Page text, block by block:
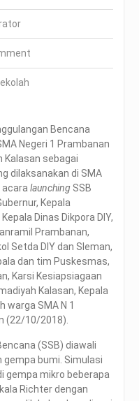
Bencana
Negeri 1 Prambanan
Kalasan sebagai
dilaksanakan di SMA
acara launchingSSB
Kepala
Dinas Dikpora DIY,
Prambanan,
Setda DIY dan Sleman,
dan tim Puskesmas,
Karsi Kesiapsiagaan
Kalasan, Kepala
warga SMA N 1
(22/10/2018).
(SSB) diawali
bumi. Simulasi
gempa mikro beberapa
Richter dengan